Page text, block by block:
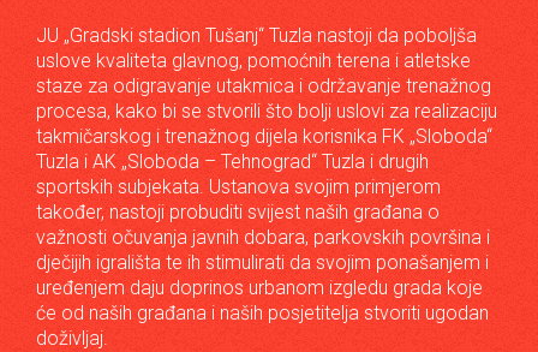
JU „Gradski stadion Tušanj“ Tuzla nastoji da poboljša
uslove kvaliteta glavnog, pomoćnih terena i atletske
staze za odigravanje utakmica i održavanje trenažnog
procesa, kako bi se stvorili što bolji uslovi za realizaciju
takmičarskog i trenažnog dijela korisnika FK „Sloboda“
Tuzla i AK „Sloboda – Tehnograd“ Tuzla i drugih
sportskih subjekata. Ustanova svojim primjerom
također, nastoji probuditi svijest naših građana o
važnosti očuvanja javnih dobara, parkovskih površina i
dječijih igrališta te ih stimulirati da svojim ponašanjem i
uređenjem daju doprinos urbanom izgledu grada koje
će od naših građana i naših posjetitelja stvoriti ugodan
doživljaj.